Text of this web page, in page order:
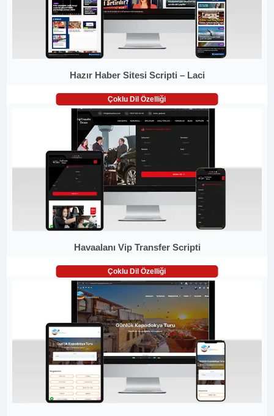
Hazır Haber Sitesi Scripti – Laci
Çoklu Dil Özelliği
Havaalanı Vip Transfer Scripti
Çoklu Dil Özelliği